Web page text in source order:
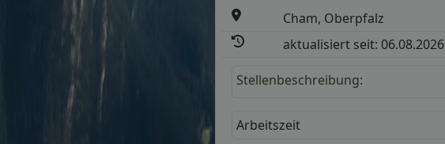
Cham, Oberpfalz
aktualisiert seit: 06.08.2026
Stellenbeschreibung:
Arbeitszeit